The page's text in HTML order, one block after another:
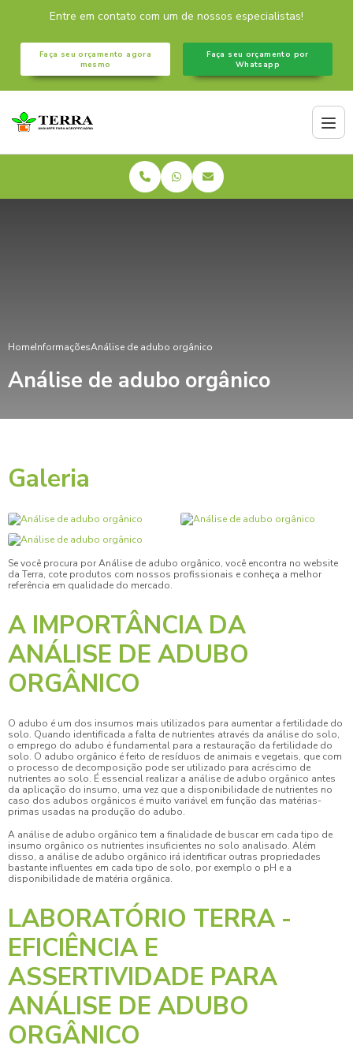
Entre em contato com um de nossos especialistas!
Faça seu orçamento agora
mesmo
Faça seu orçamento por
Whatsapp
HomeInformaçõesAnálise de adubo orgânico
Análise de adubo orgânico
Galeria
Se você procura porAnálise de adubo orgânico, você encontra no website
da Terra, cote produtos com nossos profissionais e conheça a melhor
referência em qualidade do mercado.
A IMPORTÂNCIA DA
ANÁLISE DE ADUBO
ORGÂNICO
O adubo é um dos insumos mais utilizados para aumentar a fertilidade do
solo. Quando identificada a falta de nutrientes através da análise do solo,
o emprego do adubo é fundamental para a restauração da fertilidade do
solo. O adubo orgânico é feito de resíduos de animais e vegetais, que com
o processo de decomposição pode ser utilizado para acréscimo de
nutrientes ao solo. É essencial realizar a análise de adubo orgânico antes
da aplicação do insumo, uma vez que a disponibilidade de nutrientes no
caso dos adubos orgânicos é muito variável em função das matérias-
primas usadas na produção do adubo.
A análise de adubo orgânico tem a finalidade de buscar em cada tipo de
insumo orgânico os nutrientes insuficientes no solo analisado. Além
disso, a análise de adubo orgânico irá identificar outras propriedades
bastante influentes em cada tipo de solo, por exemplo o pH e a
disponibilidade de matéria orgânica.
LABORATÓRIO TERRA -
EFICIÊNCIA E
ASSERTIVIDADE PARA
ANÁLISE DE ADUBO
ORGÂNICO